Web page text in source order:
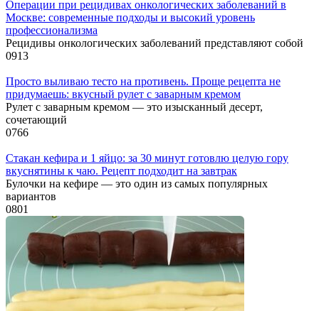
Операции при рецидивах онкологических заболеваний в
Москве: современные подходы и высокий уровень
профессионализма
Рецидивы онкологических заболеваний представляют собой
0913
Просто выливаю тесто на противень. Проще рецепта не
придумаешь: вкусный рулет с заварным кремом
Рулет с заварным кремом — это изысканный десерт,
сочетающий
0766
Стакан кефира и 1 яйцо: за 30 минут готовлю целую гору
вкуснятины к чаю. Рецепт подходит на завтрак
Булочки на кефире — это один из самых популярных
вариантов
0801